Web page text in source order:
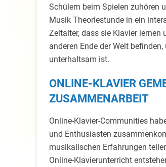
Schülern beim Spielen zuhören
Musik Theoriestunde in ein
Zeitalter, dass sie Klavier lernen
anderen Ende der Welt
unterhaltsam ist.
ONLINE-KLAVIER
ZUSAMMENARBEIT
Online-Klavier-Communities
und Enthusiasten
musikalischen Erfahrungen
Online-Klavierunterricht